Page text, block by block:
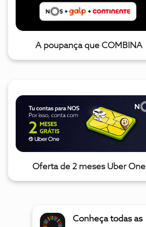
A poupança que COMBINA
Oferta de 2 meses Uber One
Conheça todas as